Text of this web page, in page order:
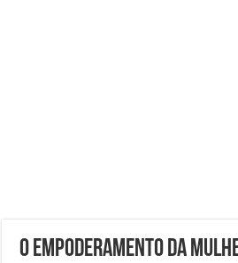
O EMPODERAMENTO DA